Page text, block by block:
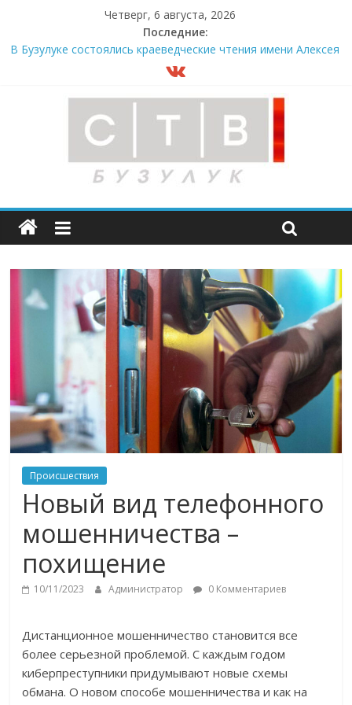
Четверг, 6 августа, 2026
Последние:
В Бузулуке состоялись краеведческие чтения имени Алексея
Опасность рядом
«Оренбургнефть» – энергия талантов
Более 330 дорожных объектов планируется завершить до
Происшествия
Новый вид телефонного
мошенничества –
похищение
10/11/2023 Администратор 0 Комментариев
Дистанционное мошенничество становится все
более серьезной проблемой. С каждым годом
киберпреступники придумывают новые схемы
обмана. О новом способе мошенничества и как на